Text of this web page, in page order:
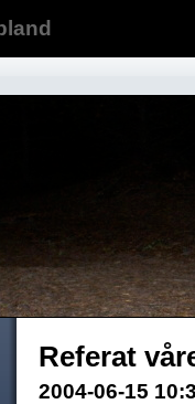
Referat
2004-06-15